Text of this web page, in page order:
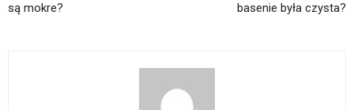
są mokre?
basenie była czysta?